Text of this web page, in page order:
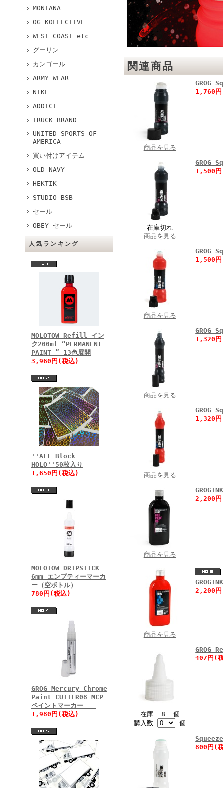
MONTANA
OG KOLLECTIVE
WEST COAST etc
グーリン
カンゴール
ARMY WEAR
NIKE
ADDICT
TRUCK BRAND
UNITED SPORTS OF
AMERICA
買い付けアイテム
OLD NAVY
HEKTIK
STUDIO BSB
セール
OBEY セール
人気ランキング
MOLOTOW Refill イン
ク200ml “PERMANENT
PAINT ” 13色展開
3,960円(税込)
''ALL Block
HOLO''50枚入り
1,650円(税込)
MOLOTOW DRIPSTICK
6mm エンプティーマーカ
ー（空ボトル）
780円(税込)
GROG Mercury Chrome
Paint CUTTER08 MCP
ペイントマーカー
1,980円(税込)
関連商品
商品を見る
GROG
1,760
在庫切れ
商品を見る
GROG
1,500
商品を見る
GROG
1,500
商品を見る
GROG
1,320
商品を見る
GROG
1,320
商品を見る
2,200
商品を見る
2,200
在庫 8 個
購入数
個
GROG
407円(
800円(